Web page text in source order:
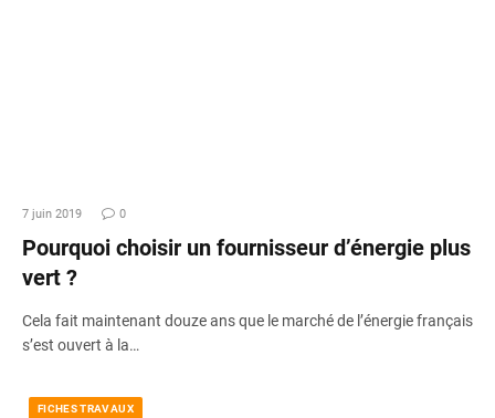
7 juin 2019 0
Pourquoi choisir un fournisseur d’énergie plus
vert ?
Cela fait maintenant douze ans que le marché de l’énergie français
s’est ouvert à la…
FICHES TRAVAUX